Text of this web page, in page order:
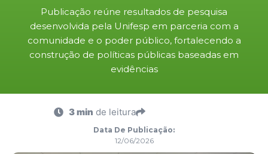
Publicação reúne resultados de pesquisa
desenvolvida pela Unifesp em parceria com a
comunidade e o poder público, fortalecendo a
construção de políticas públicas baseadas em
evidências
3 min de leitura
Data De Publicação:
12/06/2026